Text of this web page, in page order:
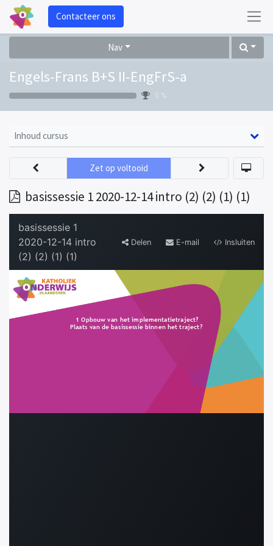
Contacteer ons
Nav
Engels-Frans B+S II-EngFrS-a
0 %
Inhoud cursus
basissessie 1 2020-12-14 intro (2) (2) (1) (1)
Zet op voltooid